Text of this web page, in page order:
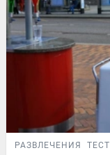
РАЗВЛЕЧЕНИЯ ТЕСТ